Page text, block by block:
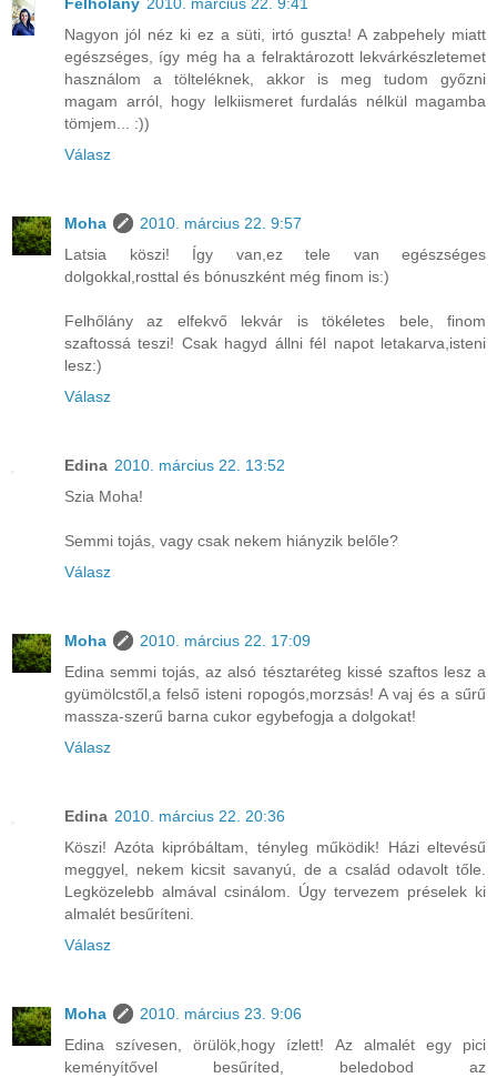
Nagyon jól néz ki ez a süti, irtó guszta! A zabpehely miatt
egészséges, így még ha a felraktározott lekvárkészletemet
használom a tölteléknek, akkor is meg tudom győzni
magam arról, hogy lelkiismeret furdalás nélkül magamba
tömjem... :))
Válasz
Moha
2010. március 22. 9:57
Latsia köszi! Így van,ez tele van egészséges
dolgokkal,rosttal és bónuszként még finom is:)
Felhőlány az elfekvő lekvár is tökéletes bele, finom
szaftossá teszi! Csak hagyd állni fél napot letakarva,isteni
lesz:)
Válasz
Edina 2010. március 22. 13:52
Szia Moha!
Semmi tojás, vagy csak nekem hiányzik belőle?
Válasz
Moha
2010. március 22. 17:09
Edina semmi tojás, az alsó tésztaréteg kissé szaftos lesz a
gyümölcstől,a felső isteni ropogós,morzsás! A vaj és a sűrű
massza-szerű barna cukor egybefogja a dolgokat!
Válasz
Edina 2010. március 22. 20:36
Köszi! Azóta kipróbáltam, tényleg működik! Házi eltevésű
meggyel, nekem kicsit savanyú, de a család odavolt tőle.
Legközelebb almával csinálom. Úgy tervezem préselek ki
almalét besűríteni.
Válasz
Moha
2010. március 23. 9:06
Edina szívesen, örülök,hogy ízlett! Az almalét egy pici
keményítővel besűríted, beledobod az